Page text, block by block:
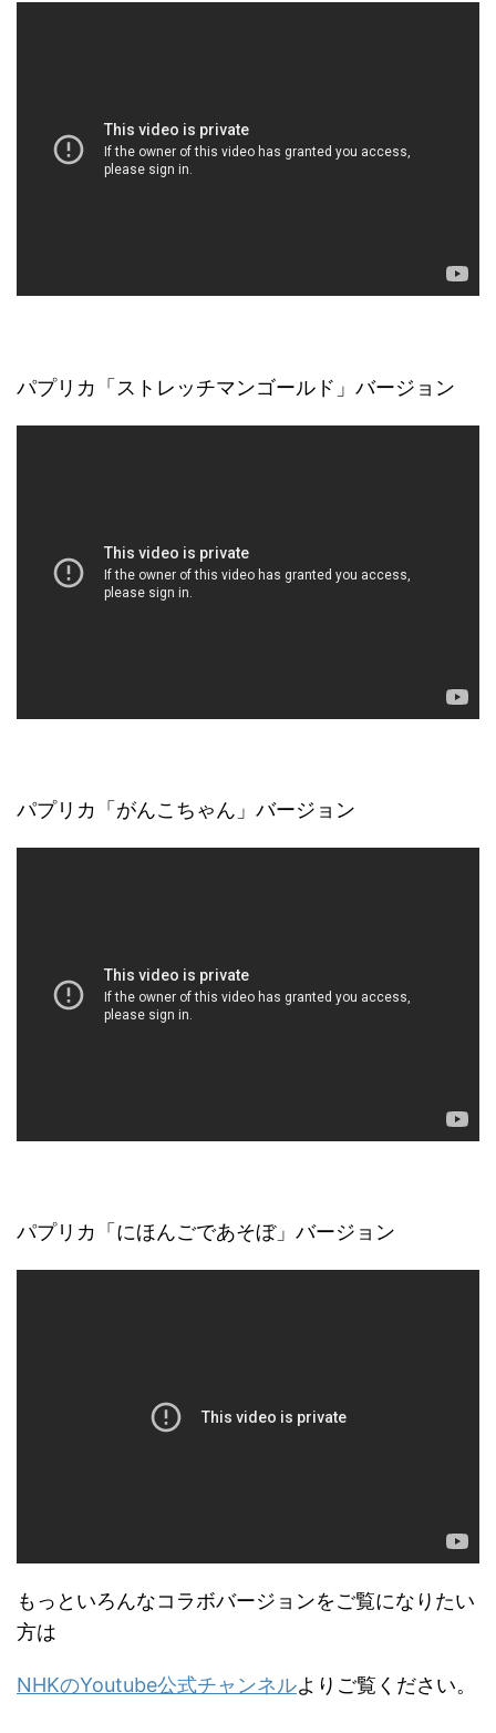
パプリカ「ストレッチマンゴールド」バージョン
パプリカ「がんこちゃん」バージョン
パプリカ「にほんごであそぼ」バージョン
もっといろんなコラボバージョンをご覧になりたい
方は
NHKのYoutube公式チャンネルよりご覧ください。